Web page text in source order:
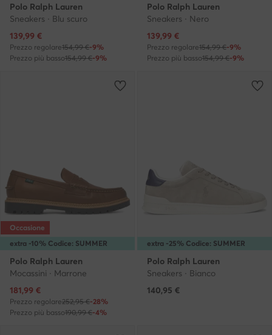
Polo Ralph Lauren
Sneakers · Blu scuro
Prezzo attuale
139,99 €
Prezzo regolare154,99 €-9%
Prezzo più basso154,99 €-9%
Polo Ralph Lauren
Sneakers · Nero
Prezzo attuale
139,99 €
Prezzo regolare154,99 €-9%
Prezzo più basso154,99 €-9%
extra -10% Codice: SUMMER
Occasione
Polo Ralph Lauren
Mocassini · Marrone
Prezzo attuale
181,99 €
Prezzo regolare252,95 €-28%
Prezzo più basso190,99 €-4%
extra -25% Codice: SUMMER
Polo Ralph Lauren
Sneakers · Bianco
140,95 €